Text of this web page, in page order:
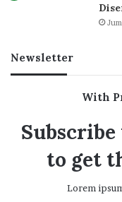
Newsletter
With
to get
Lorem